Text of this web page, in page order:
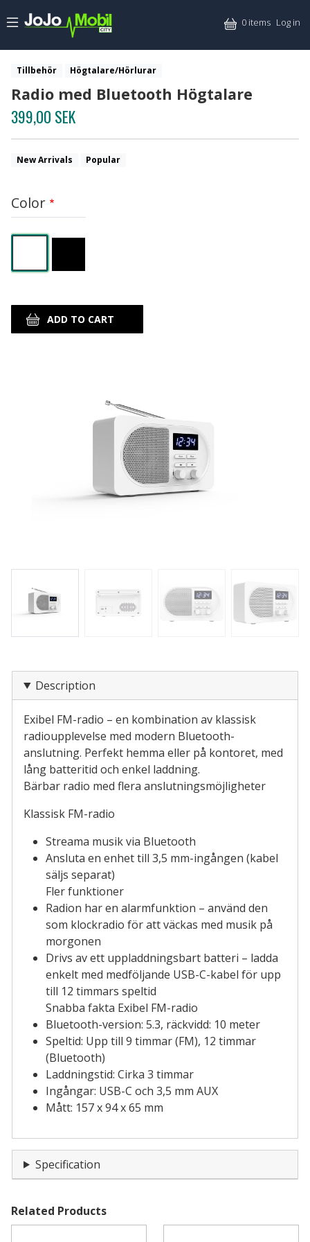
0 items Log in
Tillbehör Högtalare/Hörlurar
Radio med Bluetooth Högtalare
399,00 SEK
New Arrivals Popular
Color
Description
Exibel FM-radio – en kombination av klassisk
radioupplevelse med modern Bluetooth-
anslutning. Perfekt hemma eller på kontoret, med
lång batteritid och enkel laddning.
Bärbar radio med flera anslutningsmöjligheter
Klassisk FM-radio
Streama musik via Bluetooth
Ansluta en enhet till 3,5 mm-ingången (kabel
säljs separat)
Fler funktioner
Radion har en alarmfunktion – använd den
som klockradio för att väckas med musik på
morgonen
Drivs av ett uppladdningsbart batteri – ladda
enkelt med medföljande USB-C-kabel för upp
till 12 timmars speltid
Snabba fakta Exibel FM-radio
Bluetooth-version: 5.3, räckvidd: 10 meter
Speltid: Upp till 9 timmar (FM), 12 timmar
(Bluetooth)
Laddningstid: Cirka 3 timmar
Ingångar: USB-C och 3,5 mm AUX
Mått: 157 x 94 x 65 mm
Specification
Related Products